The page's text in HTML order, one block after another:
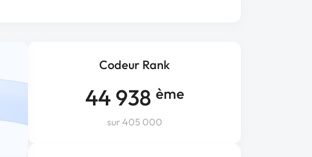
Codeur Rank
44 938 ème
sur 405 000